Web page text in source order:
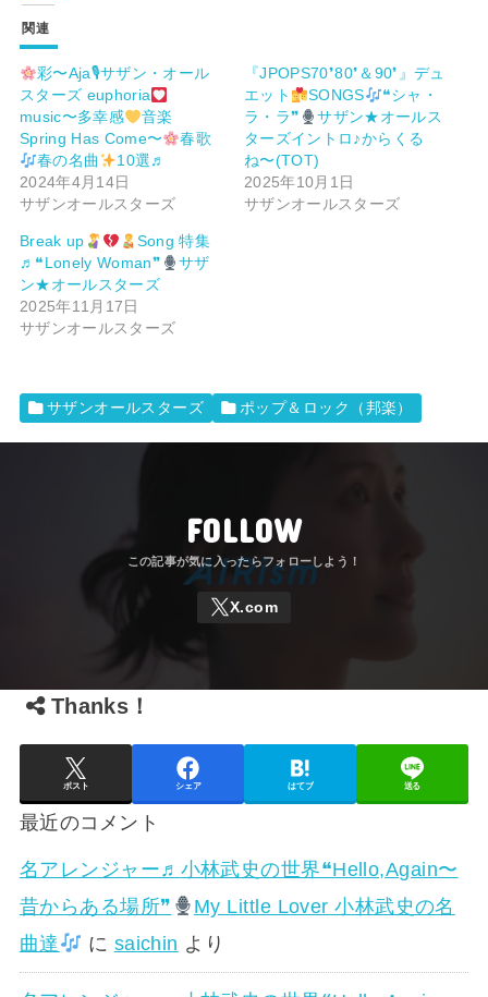
関連
彩〜Aja🎙サザン・オール
スターズ euphoria
music〜多幸感
音楽
Spring Has Come〜
春歌
春の名曲
10選♬
2024年4月14日
サザンオールスターズ
『JPOPS70❜80❜＆90❜』デュ
エット
SONGS
❝シャ・
ラ・ラ❞
サザン★オールス
ターズイントロ♪からくる
ね〜(TOT)
2025年10月1日
サザンオールスターズ
Break up
Song 特集
♬❝Lonely Woman❞
サザ
ン★オールスターズ
2025年11月17日
サザンオールスターズ
サザンオールスターズ ポップ＆ロック（邦楽）
FOLLOW
Thanks！
ポスト シェア はてブ 送る
最近のコメント
名アレンジャー♬ 小林武史の世界❝Hello,Again〜
昔からある場所❞
My Little Lover 小林武史の名
曲達
に saichin より